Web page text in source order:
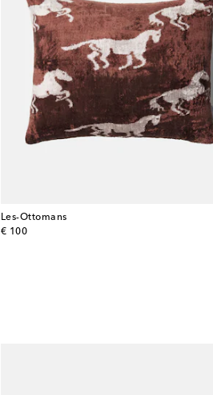
Les-Ottomans
€ 100
original price